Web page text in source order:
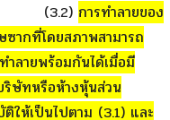
การทำลายของ
ซากที่โดยสภาพสามารถ
ำลายพร้อมกันได้เมื่อมี
ษัทหรือห้างหุ้นส่วน
ให้เป็นไปตาม (3.1) และ